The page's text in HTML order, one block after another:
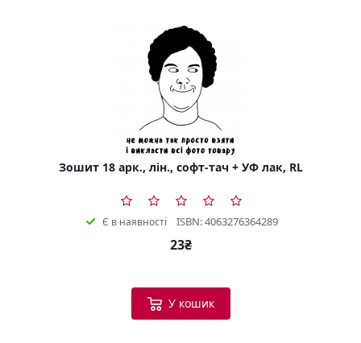
Зошит 18 арк., лін., софт-тач + УФ лак, RL
Є в наявності ISBN: 4063276364289
23₴
У кошик